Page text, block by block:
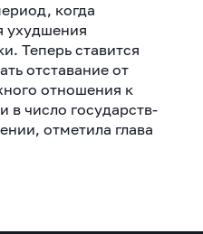
когда
ухудшения
Теперь ставится
отставание от
отношения к
в число государств-
отметила глава